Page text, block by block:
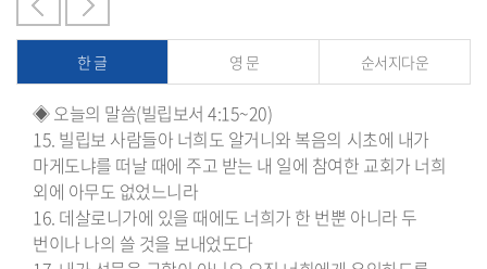
한 글 영 문 순서지다운
◈ 오늘의 말씀(빌립보서 4:15~20)
15. 빌립보 사람들아 너희도 알거니와 복음의 시초에 내가
마게도냐를 떠날 때에 주고 받는 내 일에 참여한 교회가 너희
외에 아무도 없었느니라
16. 데살로니가에 있을 때에도 너희가 한 번뿐 아니라 두
번이나 나의 쓸 것을 보내었도다